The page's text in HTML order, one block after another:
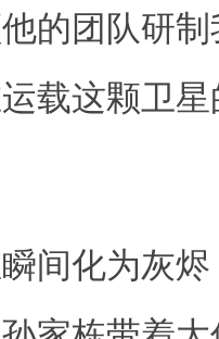
的团队研
载这颗卫
化为灰烬